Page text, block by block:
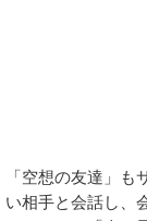
「空想の友達」
い相手と会話し、